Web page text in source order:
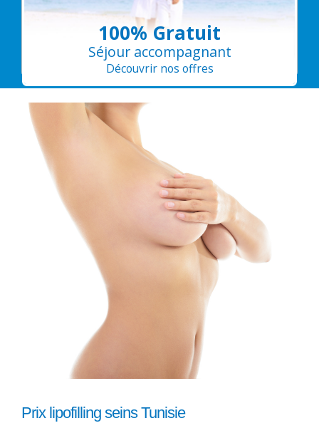
100% Gratuit
Séjour accompagnant
Découvrir nos offres
Prix lipofilling seins Tunisie